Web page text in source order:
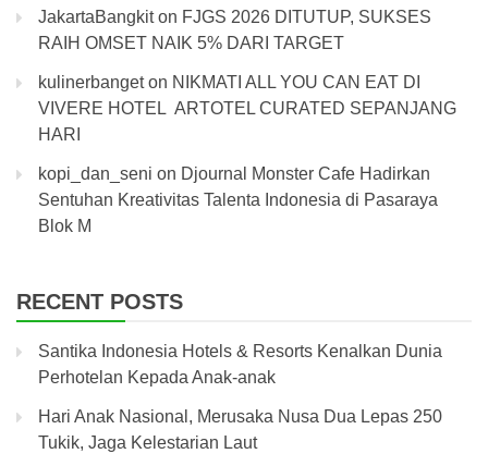
JakartaBangkiton FJGS 2026 DITUTUP, SUKSES
RAIH OMSET NAIK 5% DARI TARGET
kulinerbangeton NIKMATI ALL YOU CAN EAT DI
VIVERE HOTEL ARTOTEL CURATED SEPANJANG
HARI
kopi_dan_seni on Djournal Monster Cafe Hadirkan
Sentuhan Kreativitas Talenta Indonesia di Pasaraya
Blok M
RECENT POSTS
Santika Indonesia Hotels & Resorts Kenalkan Dunia
Perhotelan Kepada Anak-anak
Hari Anak Nasional, Merusaka Nusa Dua Lepas 250
Tukik, Jaga Kelestarian Laut